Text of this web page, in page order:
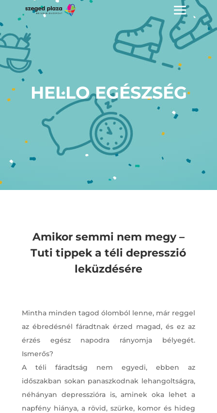
HELLO EGÉSZSÉG
Amikor semmi nem megy –
Tuti tippek a téli depresszió
leküzdésére
Mintha minden tagod ólomból lenne, már reggel
az ébredésnél fáradtnak érzed magad, és ez az
érzés egész napodra rányomja bélyegét.
Ismerős?
A téli fáradtság nem egyedi, ebben az
időszakban sokan panaszkodnak lehangoltságra,
néhányan depresszióra is, aminek oka lehet a
napfény hiánya, a rövid, szürke, komor és hideg